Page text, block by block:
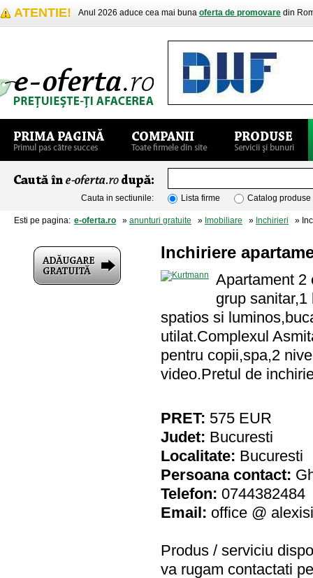
ATENTIE! Anul 2026 aduce cea mai buna oferta de promovare din
Cauta in sectiunile: Lista firme Catalog produse
Esti pe pagina: e-oferta.ro » anunturi gratuite » Imobiliare » Inchirieri »
Inchiriere
Apartament 2
grup
spatios si
utilat.Complexul
pentru copii,spa,2
video.Pretul de
PRET: 575 EUR
Judet: Bucuresti
Localitate: Bucuresti
Persoana contact:
Telefon: 0744382484
Email: office @
Produs / serviciu
va rugam contactati